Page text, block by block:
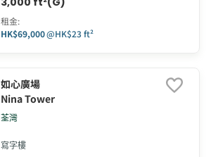
租金:
HK$69,000@HK$23 ft²
如心廣場
Nina Tower
荃灣
寫字樓